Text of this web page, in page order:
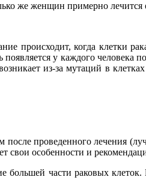
же женщин примерно лечится
происходит, когда клетки
появляется у каждого
из-за мутаций в
проведенного лечения
свои особенности и
части раковых клеток.